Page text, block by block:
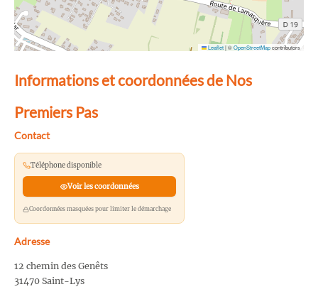
Leaflet|©OpenStreetMapcontributors
Informations et coordonnées de Nos
Premiers Pas
Contact
Téléphone disponible
Voir les coordonnées
Coordonnées masquées pour limiter le démarchage
Adresse
12 chemin des Genêts
31470 Saint-Lys